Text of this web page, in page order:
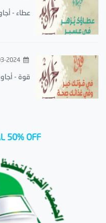
عطاء -
18-03-2024 08:46 مساءً
قوة -
50% OFF